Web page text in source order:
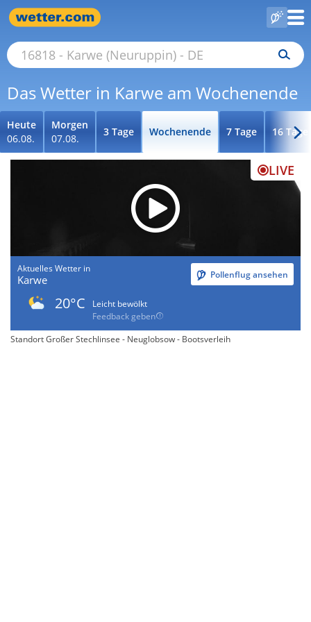
Das Wetter in Karwe am Wochenende
Heute
06.08.
Morgen
07.08.
3 Tage Wochenende 7 Tage 16 Tage
LIVE
Aktuelles Wetter in
Karwe Pollenflug ansehen
20°C
Leicht bewölkt
Feedback geben
Standort Großer Stechlinsee - Neuglobsow - Bootsverleih